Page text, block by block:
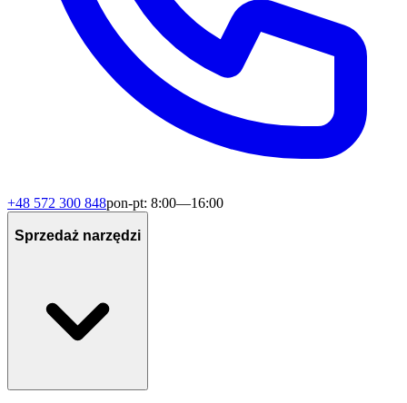
+48 572 300 848pon-pt: 8:00—16:00
Sprzedaż narzędzi